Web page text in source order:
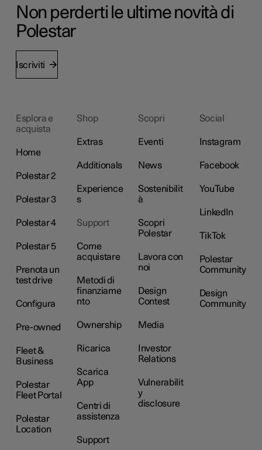
Non perderti le ultime novità di
Polestar
Iscriviti
Esplora e
acquista
Home
Polestar 2
Polestar 3
Polestar 4
Polestar 5
Prenota un
test drive
Configura
Pre-owned
Fleet &
Business
Polestar
Fleet Portal
Polestar
Location
Shop
Extras
Additionals
Experience
s
Support
Come
acquistare
Metodi di
finanziame
nto
Ownership
Ricarica
Scarica
App
Centri di
assistenza
Support
Scopri
Eventi
News
Sostenibilit
à
Scopri
Polestar
Lavora con
noi
Design
Contest
Media
Investor
Relations
Vulnerabilit
y
disclosure
Social
Instagram
Facebook
YouTube
LinkedIn
TikTok
Polestar
Community
Design
Community